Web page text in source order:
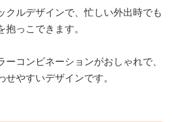
クルデザインで、忙しい外出時でも
っこできます。
コンビネーションがおしゃれで、
やすいデザインです。